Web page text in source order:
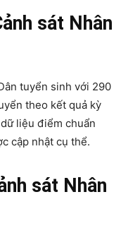
sát Nhân
tuyển sinh với 290
theo kết quả kỳ
liệu điểm chuẩn
cập nhật cụ thể.
sát Nhân